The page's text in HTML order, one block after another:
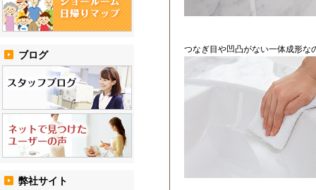
つなぎ目や凹凸がない一体成形な
ブログ
弊社サイト